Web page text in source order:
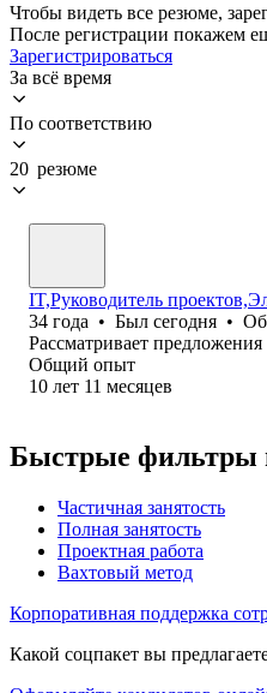
Чтобы видеть все резюме,
После регистрации покажем
Зарегистрироваться
За всё время
По соответствию
20 резюме
IT,Руководитель
34 года • Был сегодня •
Рассматривает предложения
Общий опыт
10 лет 11 месяцев
Быстрые фильтры
Частичная занятость
Полная занятость
Проектная работа
Вахтовый метод
Корпоративная поддержка
Какой соцпакет вы